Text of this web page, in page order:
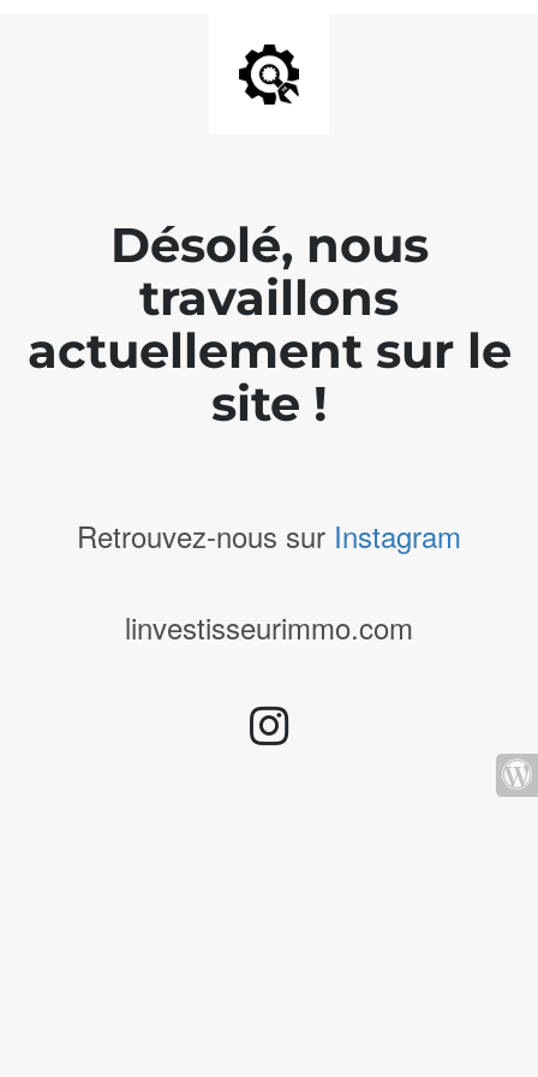
Désolé, nous
travaillons
actuellement sur le
site !
Retrouvez-nous sur Instagram
linvestisseurimmo.com